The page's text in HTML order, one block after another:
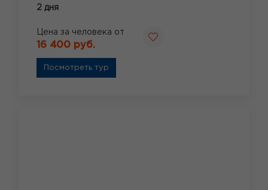
2 дня
Цена за человека от
16 400 руб.
Посмотреть тур